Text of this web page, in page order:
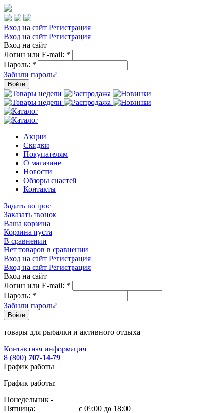
Вход на сайт Регистрация
Вход на сайт Регистрация
Вход на сайт
Логин или E-mail: *
Пароль: *
Забыли пароль?
Войти
Акции
Скидки
Покупателям
О магазине
Новости
Обзоры снастей
Контакты
Задать вопрос
Заказать звонок
Ваша корзина
Корзина пуста
В сравнении
Нет товаров в сравнении
Вход на сайт Регистрация
Вход на сайт Регистрация
Вход на сайт
Логин или E-mail: *
Пароль: *
Забыли пароль?
Войти
товары для рыбалки и активного отдыха
Контактная информация
8 (800) 707-14-79
График работы
График работы:
Понедельник -
Пятница:
с 09:00 до 18:00